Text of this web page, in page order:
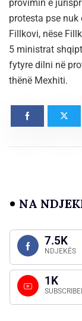
provimin e
protesta pse nuk
Fillkovi, nëse
5 ministrat
fytyre dilni në
thënë Mexhiti.
NA
7.5K
NDJEKËS
1K